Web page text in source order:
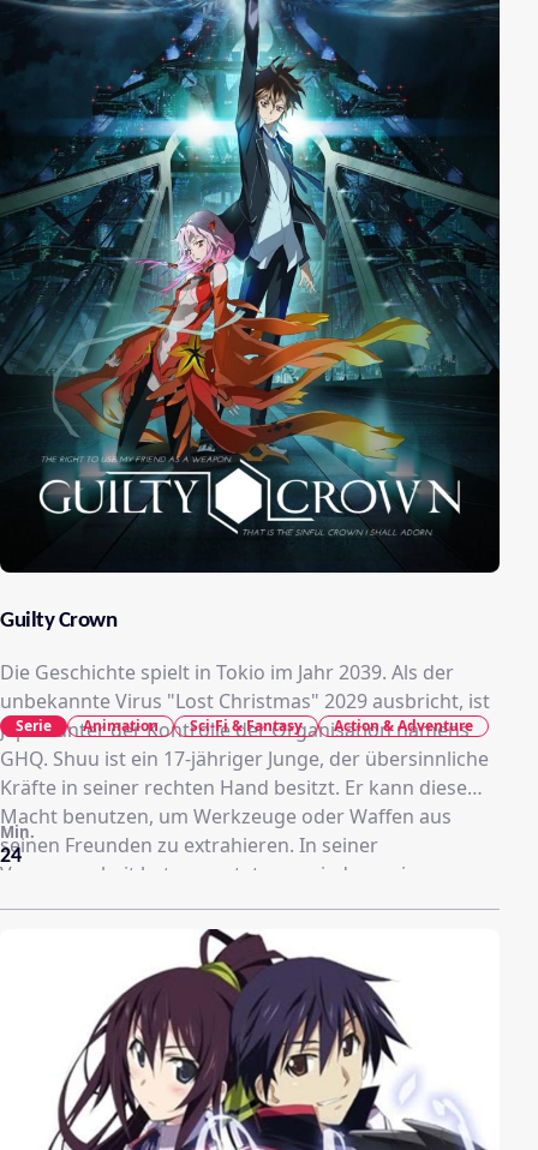
Guilty Crown
Die Geschichte spielt in Tokio im Jahr 2039. Als der
unbekannte Virus "Lost Christmas" 2029 ausbricht, ist
Japan unter der Kontrolle der Organisation namens
GHQ. Shuu ist ein 17-jähriger Junge, der übersinnliche
Kräfte in seiner rechten Hand besitzt. Er kann diese
Macht benutzen, um Werkzeuge oder Waffen aus
seinen Freunden zu extrahieren. In seiner
Vergangenheit hat er es stets vermieden, seinen
Mitmenschen Ärger zu bereiten, jedoch ändert sich
sein Leben schlagartig, als er das Mädchen Inori trifft.
Sie ist ein Mitglied der Widerstandsgruppe
"Undertaker", in der Piloten von Kampfmechas gegen
die Regierung kämpfen.
24
Min.
Serie Animation Sci-Fi & Fantasy Action & Adventure